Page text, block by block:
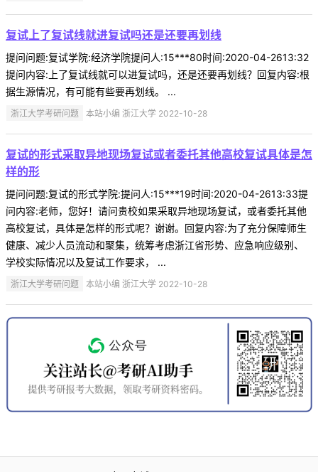
复试上了复试线就进复试吗还是还要再划线
提问问题:复试学院:经济学院提问人:15***80时间:2020-04-2613:32
提问内容:上了复试线就可以进复试吗，还是还要再划线？回复内容:根
据生源情况，有可能有些要再划线。 ...
浙江大学考研问题 本站小编 浙江大学 2022-10-28
复试的形式采取异地现场复试或者委托其他高校复试具体是怎
样的形
提问问题:复试的形式学院:提问人:15***19时间:2020-04-2613:33提
问内容:老师，您好！请问贵校如果采取异地现场复试，或者委托其他
高校复试，具体是怎样的形式呢？谢谢。回复内容:为了充分保障师生
健康、减少人员流动和聚集，统筹考虑浙江省形势、应急响应级别、
学校实际情况以及复试工作要求， ...
浙江大学考研问题 本站小编 浙江大学 2022-10-28